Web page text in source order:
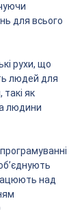
для всього
рухи, що
людей для
такі як
людини
над